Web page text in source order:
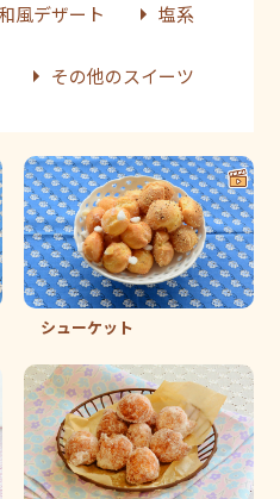
風デザート
塩系
その他のスイーツ
シューケット